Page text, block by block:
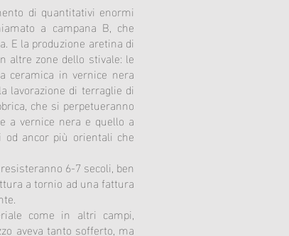
di quantitativi enormi
a campana B, che
E la produzione aretina di
altre zone dello stivale: le
ceramica in vernice nera
lavorazione di terraglie di
che si perpetueranno
a vernice nera e quello a
ancor più orientali che
6-7 secoli, ben
a tornio ad una fattura
come in altri campi,
aveva tanto sofferto, ma